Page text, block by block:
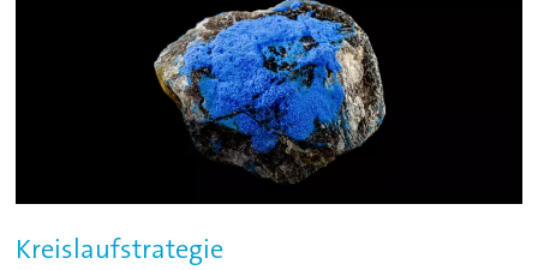
Kreislaufstrategie